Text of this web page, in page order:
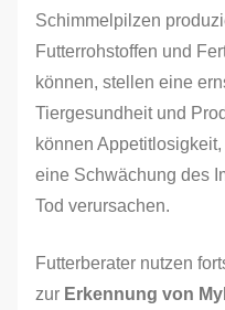
Schimmelpilzen
Futterrohstoffen und
können, stellen eine
Tiergesundheit und
können
eine Schwächung des
Tod verursachen.
Futterberater nutzen
zur Erkennung von